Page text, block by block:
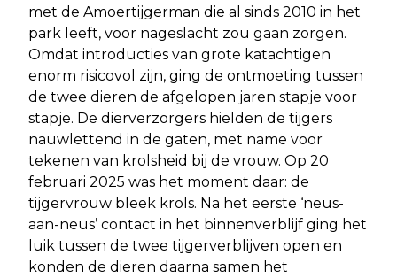
met de Amoertijgerman die al sinds 2010 in het
park leeft, voor nageslacht zou gaan zorgen.
Omdat introducties van grote katachtigen
enorm risicovol zijn, ging de ontmoeting tussen
de twee dieren de afgelopen jaren stapje voor
stapje. De dierverzorgers hielden de tijgers
nauwlettend in de gaten, met name voor
tekenen van krolsheid bij de vrouw. Op 20
februari 2025 was het moment daar: de
tijgervrouw bleek krols. Na het eerste ‘neus-
aan-neus’ contact in het binnenverblijf ging het
luik tussen de twee tijgerverblijven open en
konden de dieren daarna samen het